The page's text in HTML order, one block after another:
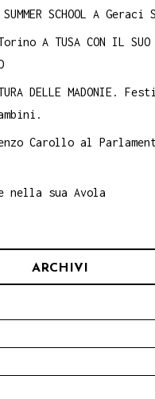
SUMMER SCHOOL A
A TUSA CON IL SUO
DELLE MADONIE.
Carollo al
nella sua Avola
ARCHIVI